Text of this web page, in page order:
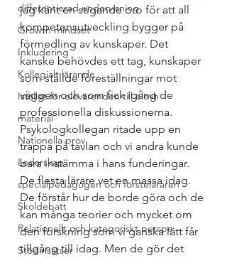
differentierad undervisning
Growth mindset
Inkludering
Kollegialt lärande
Istället för elevärenden till elevh
material
Nationella prov
Ledarskap
specialpedagogen och försteläraren
Skoldebatt
Relationellt och kategoriskt perspe
Stödinsatser
jag känt en stigande oro för att all
kompetensutveckling bygger på
förmedling av kunskaper. Det
kanske behövdes ett tag, kunskaper
som ställde föreställningar mot
väggen och som fick igång de
professionella diskussionerna.
Psykologkollegan ritade upp en
trappa på tavlan och vi andra kunde
bara instämma i hans funderingar.
De flesta lärare vet en massa idag.
De förstår hur de borde göra och de
kan många teorier och mycket om
den forskning som vi ganska lätt får
tillgång till idag. Men de gör det